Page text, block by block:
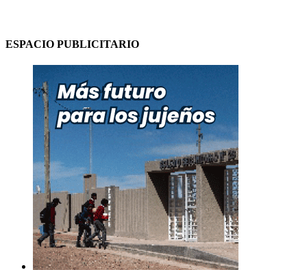
ESPACIO PUBLICITARIO